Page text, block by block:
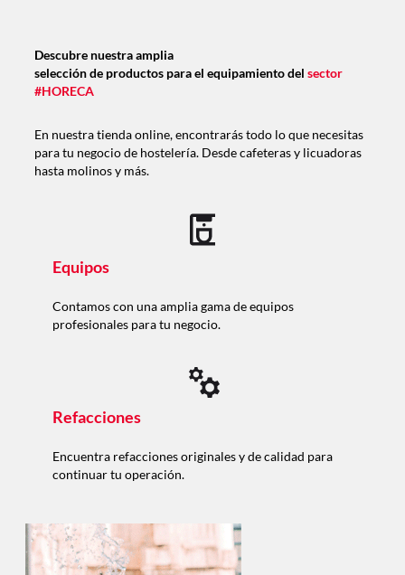
Descubre nuestra amplia
selección de productos para el equipamiento del sector
#HORECA
En nuestra tienda online, encontrarás todo lo que necesitas
para tu negocio de hostelería. Desde cafeteras y licuadoras
hasta molinos y más.
Equipos
Contamos con una amplia gama de equipos
profesionales para tu negocio.
Refacciones
Encuentra refacciones originales y de calidad para
continuar tu operación.